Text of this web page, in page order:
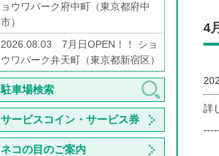
4
詳
ョウワパーク府中町（東京都府中
市）
2026.08.03 7月日OPEN！！ ショ
ウワパーク弁天町（東京都新宿区）
駐車場検索
サービスコイン・サービス券
ネコの目のご案内